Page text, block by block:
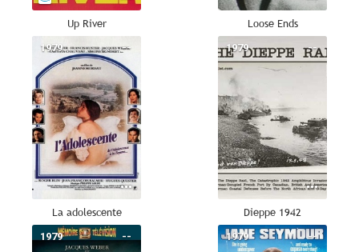
Up River Loose Ends
--
1979
La adolescente
--
1979
Dieppe 1942
--
1979 --
1979